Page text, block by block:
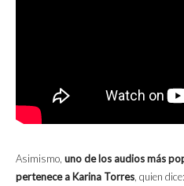
Asimismo, uno de los audios más
pertenece a Karina Torres , quien dice: